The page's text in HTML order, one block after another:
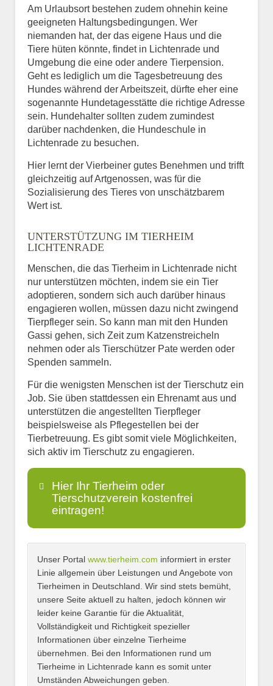
Am Urlaubsort bestehen zudem ohnehin keine
geeigneten Haltungsbedingungen. Wer
niemanden hat, der das eigene Haus und die
Tiere hüten könnte, findet in Lichtenrade und
Umgebung die eine oder andere Tierpension.
Geht es lediglich um die Tagesbetreuung des
Hundes während der Arbeitszeit, dürfte eher eine
sogenannte Hundetagesstätte die richtige Adresse
sein. Hundehalter sollten zudem zumindest
darüber nachdenken, die Hundeschule in
Lichtenrade zu besuchen.
Hier lernt der Vierbeiner gutes Benehmen und trifft
gleichzeitig auf Artgenossen, was für die
Sozialisierung des Tieres von unschätzbarem
Wert ist.
UNTERSTÜTZUNG IM TIERHEIM
LICHTENRADE
Menschen, die das Tierheim in Lichtenrade nicht
nur unterstützen möchten, indem sie ein Tier
adoptieren, sondern sich auch darüber hinaus
engagieren wollen, müssen dazu nicht zwingend
Tierpfleger sein. So kann man mit den Hunden
Gassi gehen, sich Zeit zum Katzenstreicheln
nehmen oder als Tierschützer Pate werden oder
Spenden sammeln.
Für die wenigsten Menschen ist der Tierschutz ein
Job. Sie üben stattdessen ein Ehrenamt aus und
unterstützen die angestellten Tierpfleger
beispielsweise als Pflegestellen bei der
Tierbetreuung. Es gibt somit viele Möglichkeiten,
sich aktiv im Tierschutz zu engagieren.
Hier Ihr Tierheim oder
Tierschutzverein kostenfrei
eintragen!
Name*
E-Mail*
Unser Portal www.tierheim.com informiert in erster
Linie allgemein über Leistungen und Angebote von
Tierheimen in Deutschland. Wir sind stets bemüht,
unsere Seite aktuell zu halten, jedoch können wir
leider keine Garantie für die Aktualität,
Vollständigkeit und Richtigkeit spezieller
Informationen über einzelne Tierheime
übernehmen. Bei den Informationen rund um
Tierheime in Lichtenrade kann es somit unter
Umständen Abweichungen geben.